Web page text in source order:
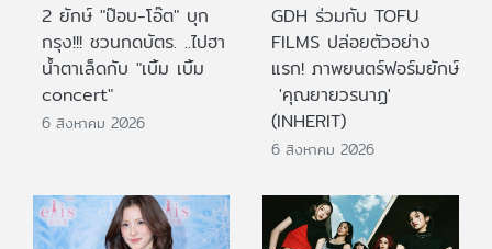
2 ยักษ์ "ป๊อบ-โอ๊ต" บุก
กรุง!!! ชวนกดบัตร. ..ไปฮา
น้ำตาเล็ดกับ "เบิ้ม เบิ้ม
concert"
6 สิงหาคม 2026
GDH ร่วมกับ TOFU
FILMS ปล่อยตัวอย่าง
แรก! ภาพยนตร์ฟอร์มยักษ์
'คุณยายวรนาฏ'
(INHERIT)
6 สิงหาคม 2026